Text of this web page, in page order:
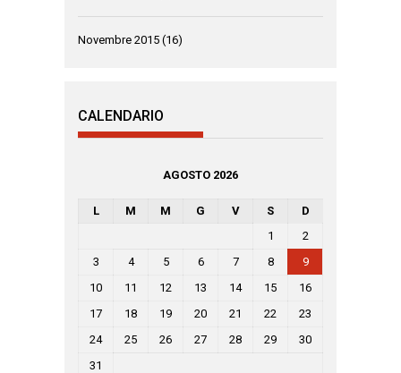
Novembre 2015 (16)
CALENDARIO
AGOSTO 2026
L M M G V S
D
1
2
3
4 5 6 7 8
9
10
11 12 13 14 15
16
17
18 19 20 21 22
23
24
25 26 27 28 29
30
31